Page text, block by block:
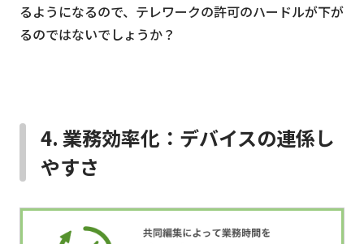
るようになるので、テレワークの許可のハードルが下が
るのではないでしょうか？
4. 業務効率化：デバイスの連係し
やすさ